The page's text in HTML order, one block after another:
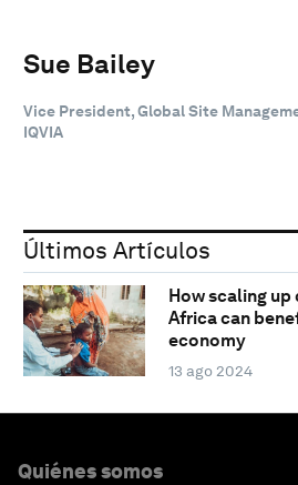
Sue Bailey
Vice President, Global Site
IQVIA
Últimos Artículos
How scaling
Africa can
economy
13 ago 2024
Quiénes somos